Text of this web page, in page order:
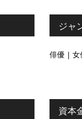
ジャ
俳優 | 女
資本